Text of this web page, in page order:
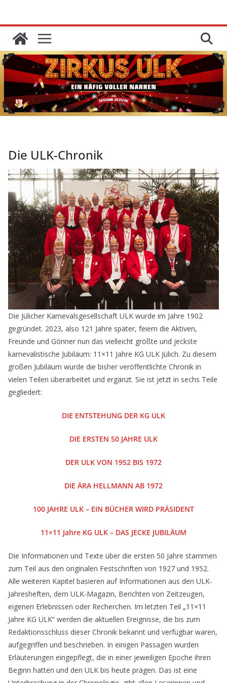
springen
Die ULK-Chronik
Die Jülicher Karnevalsgesellschaft ULK wurde im Jahre 1902
gegründet. 2023, also 121 Jahre später, feiern die Aktiven,
Freunde und Gönner nun das vielleicht größte und jeckste
karnevalistische Jubiläum: 11×11 Jahre KG ULK Jülich. Zu diesem
großen Jubiläum wurde die bisher veröffentlichte Chronik in
vielen Teilen überarbeitet und ergänzt. Sie ist jetzt in sechs Teile
gegliedert:
DIE ENTSTEHUNG DER KG ULK
DIE ERSTEN 50 JAHRE ULK
DER ULK VON 1952 BIS 1972
DIE ÄRA HELLMANN AB 1972
100 JAHRE ULK – EIN BÜCHER WIRD PRÄSIDENT
11×11 Jahre KG ULK – DAS JECKE JUBILÄUM
Die Informationen und Texte über die ersten 50 Jahre stammen
zum Teil aus den originalen Festschriften von 1927 und 1952.
Alle weiteren Kapitel basieren auf Informationen aus den ULK-
Jahresheften, dem ULK-Magazin, Berichten von Zeitzeugen,
eigenen Erlebnissen oder Recherchen. Im letzten Teil „11×11
Jahre KG ULK“ werden die aktuellen Ereignisse, die bis zum
Redaktionsschluss dieser Chronik bekannt und verfügbar waren,
aufgegriffen und beschrieben. In einigen Passagen wurden
Erläuterungen eingepflegt, die in einer jeweiligen Epoche ihren
Beginn hatten und den ULK bis heute prägen. Das ist eine